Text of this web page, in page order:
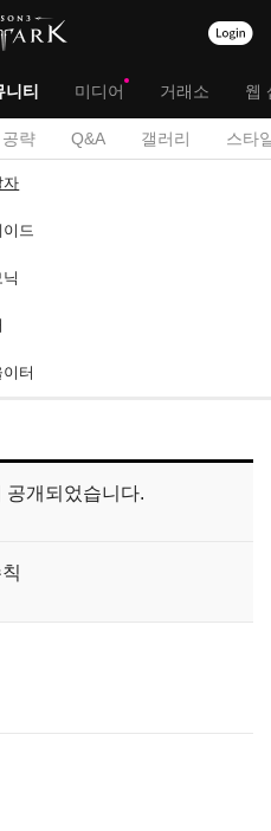
대
메
뉴
니티 미디어 거래소 웹
서
브
메
공략 Q&A 갤러리 스타
자
이드
터
공개되었습니다.